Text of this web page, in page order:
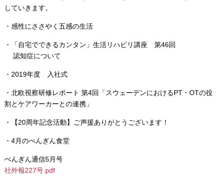
していきます。
・感性にささやく五感の生活
・「自宅でできるカンタン」生活リハビリ講座 第46回
認知症について
・2019年度 入社式
・北欧視察研修レポート 第4回「スウェーデンにおけるPT・OTの役
割とケアワーカーとの連携」
・【20周年記念活動】ご声援ありがとうございます！
・4月のぺんぎん食堂
ぺんぎん通信5月号
社外報227号.pdf